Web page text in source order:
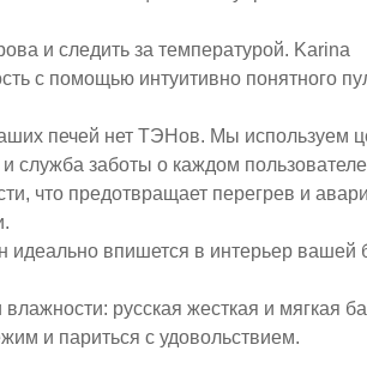
и следить за температурой. Karina
с помощью интуитивно понятного
печей нет ТЭНов. Мы используем
служба заботы о каждом
что предотвращает перегрев и
впишется в интерьер вашей
русская жесткая и мягкая
и париться с удовольствием.